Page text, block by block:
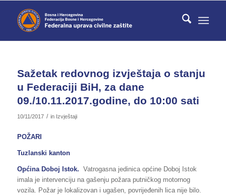
Sažetak redovnog izvještaja o stanju
u Federaciji BiH, za dane
09./10.11.2017.godine, do 10:00 sati
10/11/2017 / in Izvještaji
POŽARI
Tuzlanski kanton
Općina Doboj Istok. Vatrogasna jedinica općine Doboj Istok
imala je intervenciju na gašenju požara putničkog motornog
vozila. Požar je lokalizovan i ugašen, povrijeđenih lica nije bilo.